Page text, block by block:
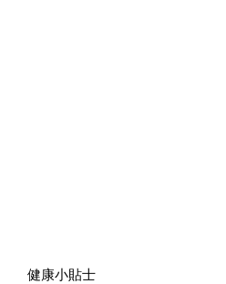
健康小貼士